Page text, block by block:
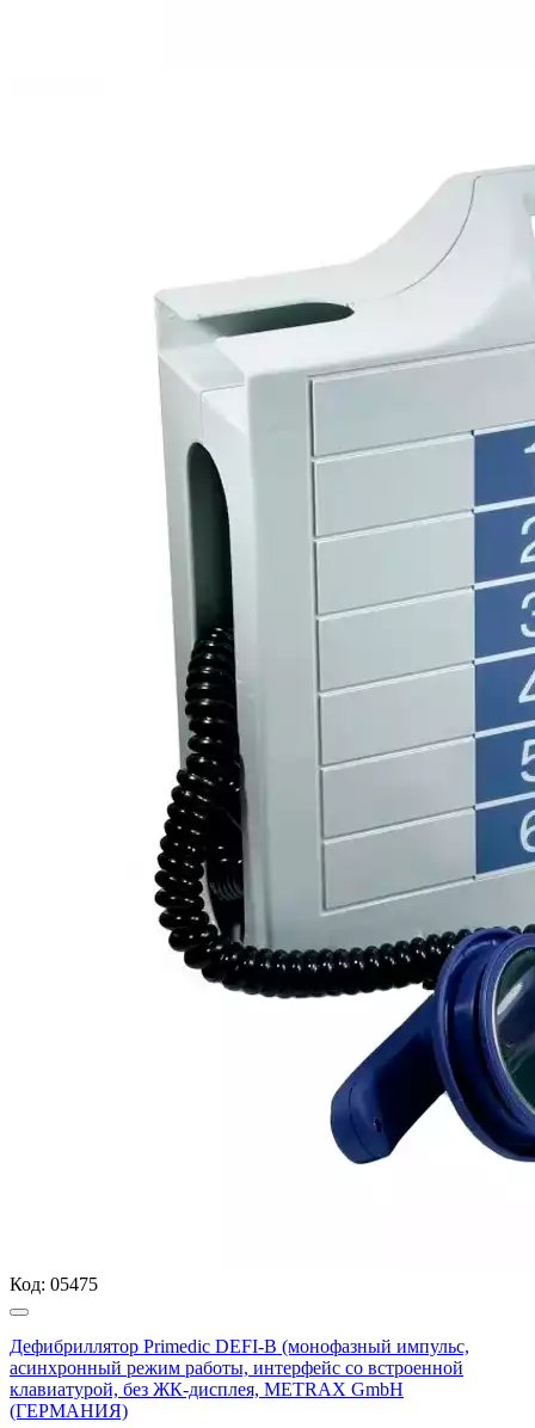
Код: 05475
Дефибриллятор Primedic DEFI-B (монофазный импульс,
асинхронный режим работы, интерфейс со встроенной
клавиатурой, без ЖК-дисплея, METRAX GmbH
(ГЕРМАНИЯ)